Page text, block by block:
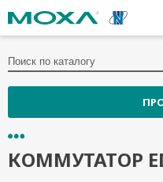
КОММУТАТОР